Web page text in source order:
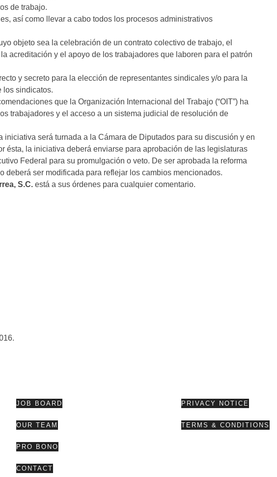
de trabajo.
así como llevar a cabo todos los procesos administrativos
objeto sea la celebración de un contrato colectivo de trabajo, el
acreditación y el apoyo de los trabajadores que laboren para el patrón
y secreto para la elección de representantes sindicales y/o para la
los sindicatos.
que la Organización Internacional del Trabajo (“OIT”) ha
trabajadores y el acceso a un sistema judicial de resolución de
será turnada a la Cámara de Diputados para su discusión y en
ésta, la iniciativa deberá enviarse para aprobación de las legislaturas
Federal para su promulgación o veto. De ser aprobada la reforma
deberá ser modificada para reflejar los cambios mencionados.
S.C. está a sus órdenes para cualquier comentario.
JOB BOARD
OUR TEAM
PRO BONO
CONTACT
PRIVACY NOTICE
TERMS & CONDITIONS